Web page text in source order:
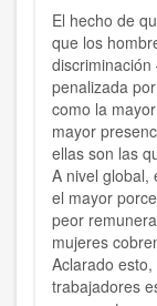
El hecho de
que los
penalizada
como la
mayor
ellas son las
A nivel global,
el mayor
peor
mujeres
Aclarado
trabajadores